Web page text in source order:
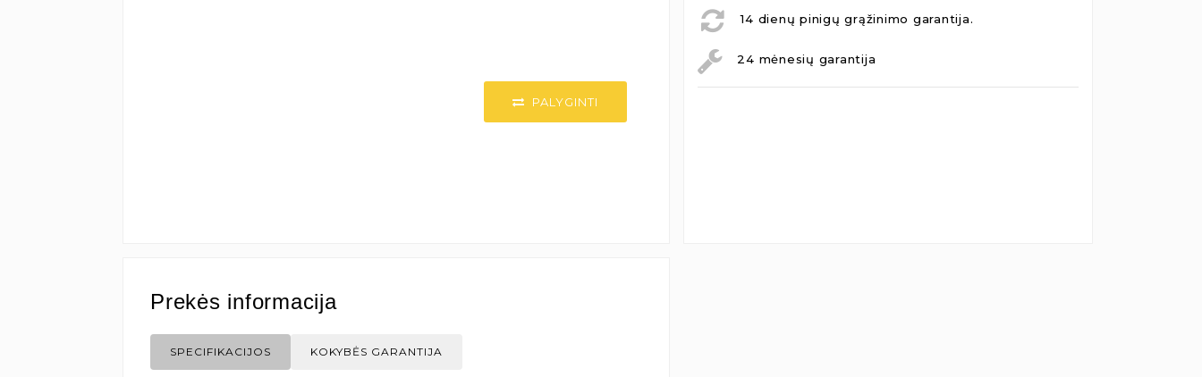
PALYGINTI
14 dienų pinigų grąžinimo garantija.
24 mėnesių garantija
Prekės informacija
SPECIFIKACIJOS KOKYBĖS GARANTIJA